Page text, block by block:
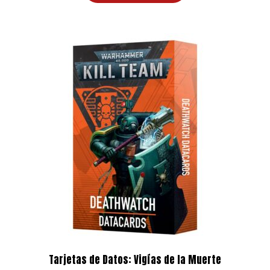
Tarjetas de Datos: Vigías de la Muerte